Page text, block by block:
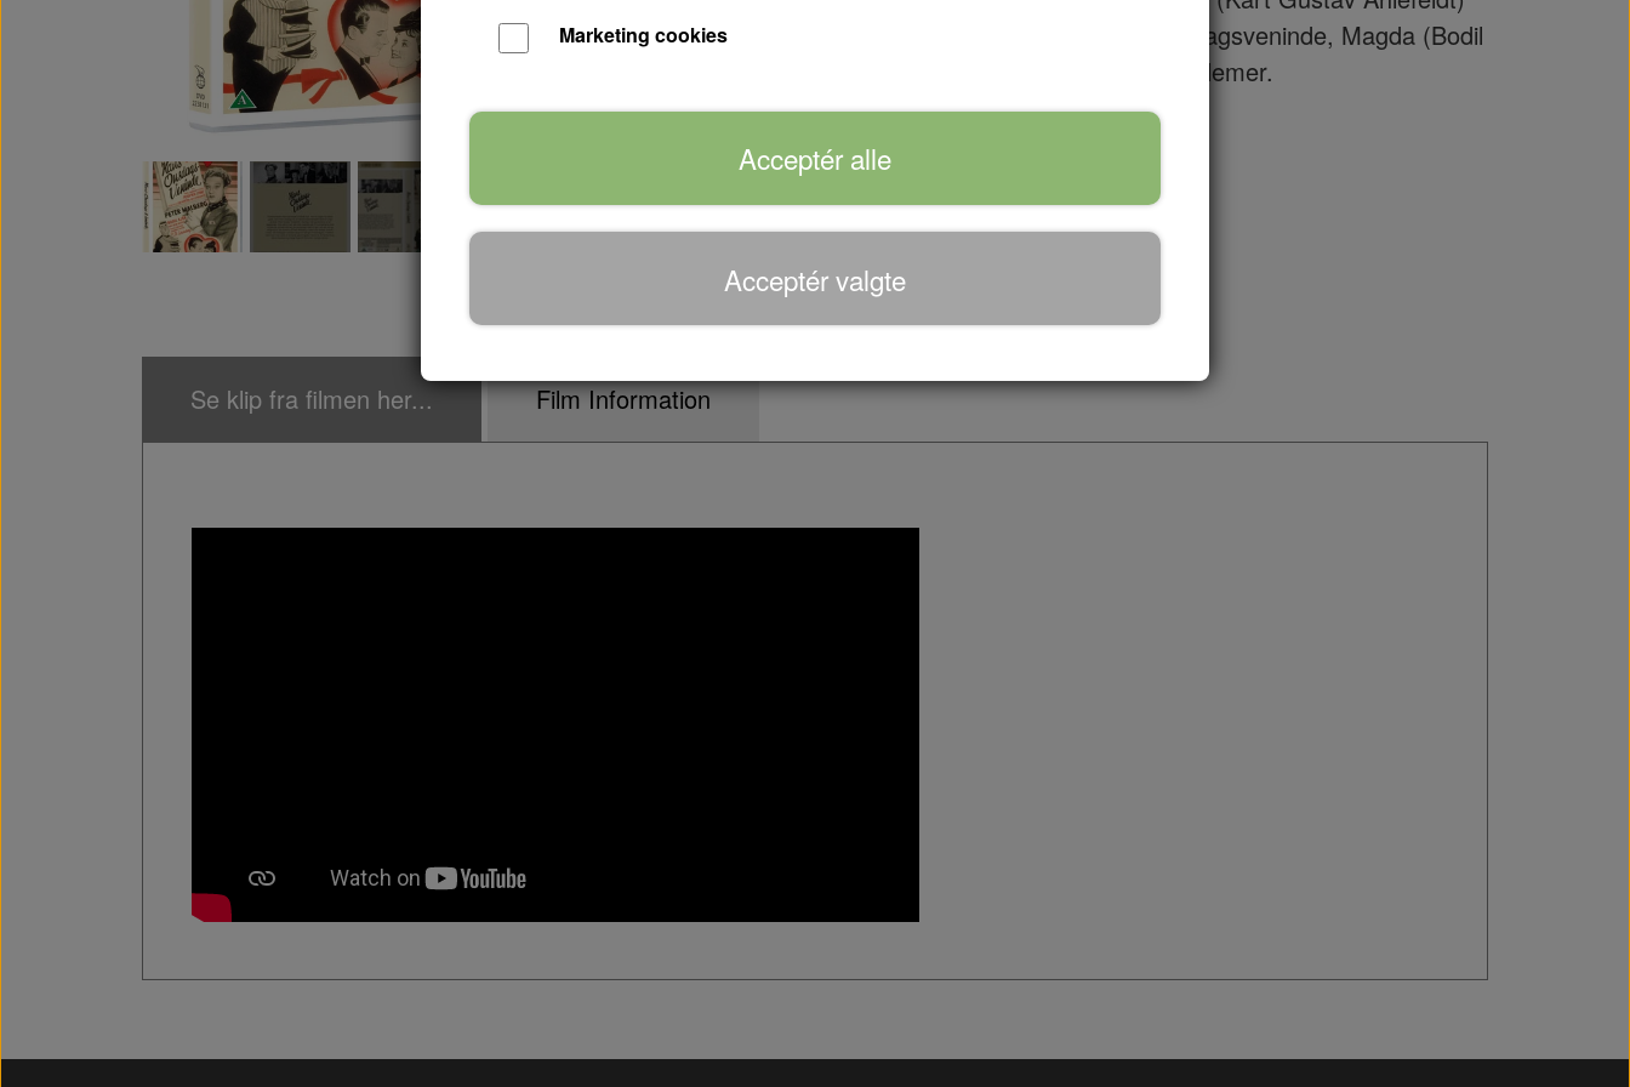
kaldet Peter den Store, får problemer med sin faste onsdagsveninde, Magda (Bodil
Kjer). Pludselig vil Magda giftes, og det giver mange problemer.
Forventet leveringstid:Varen er på lager...
Antal
Tilføj til kurv
Se klip fra filmen her... Film Information
Marketing cookies
Acceptér alle
Acceptér valgte